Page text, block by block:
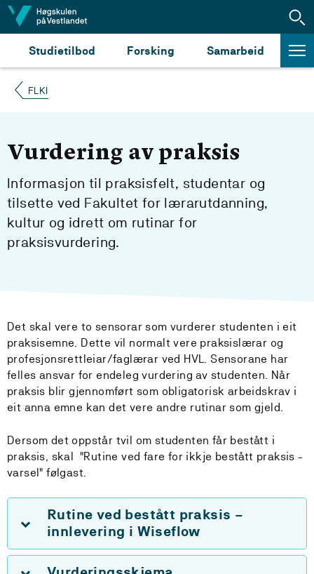
Hopp til innhald
Studietilbod Forsking Samarbeid
FLKI
Vurdering av praksis
Informasjon til praksisfelt, studentar og
tilsette ved Fakultet for lærarutdanning,
kultur og idrett om rutinar for
praksisvurdering.
Det skal vere to sensorar som vurderer studenten i eit
praksisemne. Dette vil normalt vere praksislærar og
profesjonsrettleiar/faglærar ved HVL. Sensorane har
felles ansvar for endeleg vurdering av studenten. Når
praksis blir gjennomført som obligatorisk arbeidskrav i
eit anna emne kan det vere andre rutinar som gjeld.
Dersom det oppstår tvil om studenten får bestått i
praksis, skal "Rutine ved fare for ikkje bestått praksis -
varsel" følgast.
Rutine ved bestått praksis –
innlevering i Wiseflow